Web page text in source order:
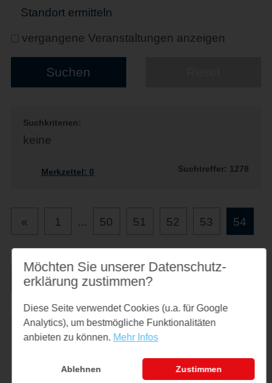
Standort ermitteln
vergangene Veranstaltungen anzeigen
Suchkriterien:
keine
Merkzettel: 0 Suchtreffer: 1278
« 1 ... 50 51 52 53 54
Liste drucken
Di. 06.07.2027, 10:15 Uhr - 11:00 Uhr
Aqua-Jogging-Kurs
Aqua-Jogging-Kurs
Möchten Sie unserer Datenschutz­
erklärung zustimmen?
Diese Seite verwendet Cookies (u.a. für Google
Analytics), um bestmögliche Funktionalitäten
anbieten zu können. Mehr Infos
Ablehnen Zustimmen